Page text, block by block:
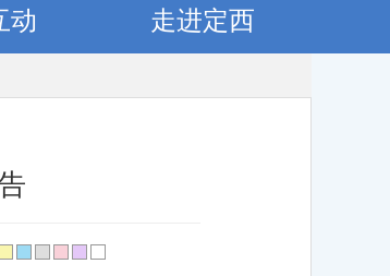
动 走进定西